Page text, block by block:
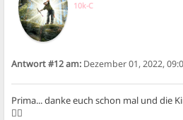
10k-C
Antwort #12 am: Dezember 01, 2022,
Prima... danke euch schon mal und die
👍🏻